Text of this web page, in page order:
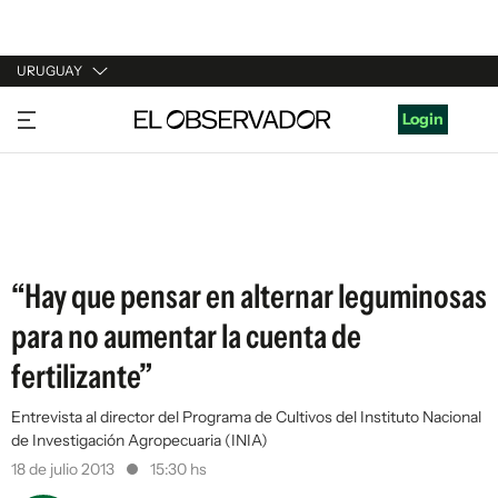
URUGUAY
URUGUAY
ARGENTINA
Login
“Hay que pensar en alternar leguminosas
para no aumentar la cuenta de
fertilizante”
Entrevista al director del Programa de Cultivos del Instituto Nacional
de Investigación Agropecuaria (INIA)
18 de julio 2013
15:30 hs